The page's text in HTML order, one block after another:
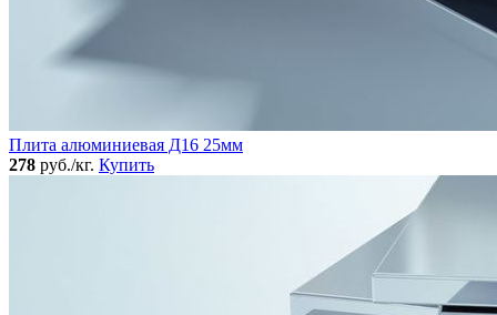
Плита алюминиевая Д16 25мм
278 руб./кг. Купить